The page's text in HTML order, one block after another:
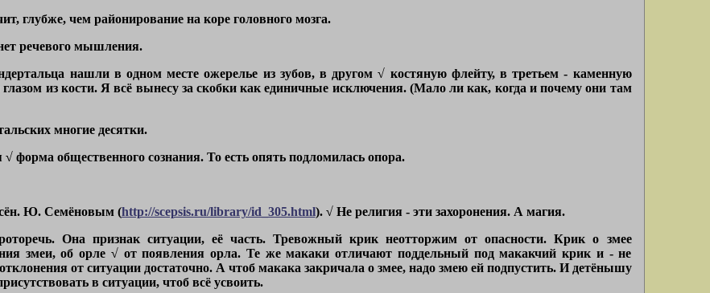
глубже, чем районирование на коре головного мозга.
речевого мышления.
нашли в одном месте ожерелье из зубов, в другом √ костяную флейту, в третьем - каменную
из кости. Я всё вынесу за скобки как единичные исключения. (Мало ли как, когда и почему они там
многие десятки.
форма общественного сознания. То есть опять подломилась опора.
Ю. Семёновым (http://scepsis.ru/library/id_305.html). √ Не религия - эти захоронения. А магия.
Она признак ситуации, её часть. Тревожный крик неотторжим от опасности. Крик о змее
змеи, об орле √ от появления орла. Те же макаки отличают поддельный под макакчий крик и - не
от ситуации достаточно. А чтоб макака закричала о змее, надо змею ей подпустить. И детёнышу
в ситуации, чтоб всё усвоить.